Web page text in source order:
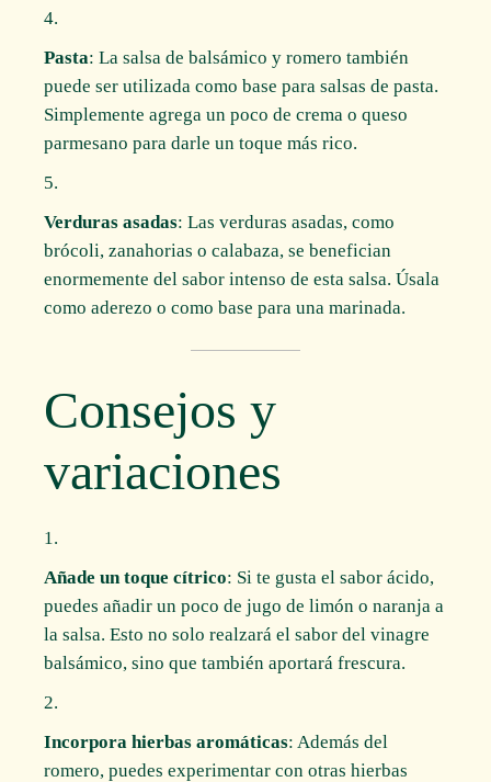
Pasta: La salsa de balsámico y romero también
puede ser utilizada como base para salsas de pasta.
Simplemente agrega un poco de crema o queso
parmesano para darle un toque más rico.
Verduras asadas: Las verduras asadas, como
brócoli, zanahorias o calabaza, se benefician
enormemente del sabor intenso de esta salsa. Úsala
como aderezo o como base para una marinada.
Consejos y
variaciones
Añade un toque cítrico: Si te gusta el sabor ácido,
puedes añadir un poco de jugo de limón o naranja a
la salsa. Esto no solo realzará el sabor del vinagre
balsámico, sino que también aportará frescura.
Incorpora hierbas aromáticas: Además del
romero, puedes experimentar con otras hierbas